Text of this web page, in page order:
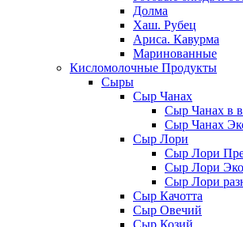
Долма
Хаш. Рубец
Ариса. Кавурма
Маринованные
Кисломолочные Продукты
Сыры
Сыр Чанах
Сыр Чанах в
Сыр Чанах
Сыр Лори
Сыр Лори
Сыр Лори
Сыр Лори
Сыр Качотта
Сыр Овечий
Сыр Козий